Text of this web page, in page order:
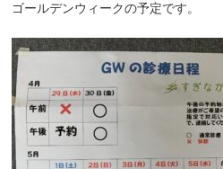
ゴールデンウィークの予定です。